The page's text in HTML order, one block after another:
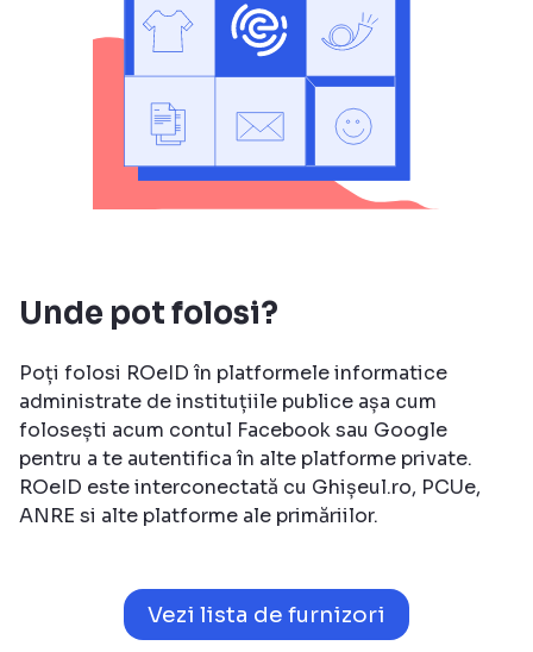
Unde pot folosi?
Poți folosi ROeID în platformele informatice
administrate de instituțiile publice așa cum
folosești acum contul Facebook sau Google
pentru a te autentifica în alte platforme private.
ROeID este interconectată cu Ghișeul.ro, PCUe,
ANRE si alte platforme ale primăriilor.
Vezi lista de furnizori